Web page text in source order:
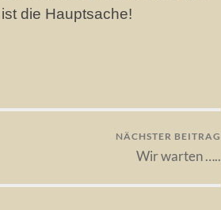
die Hauptsache!
NÄCHSTER BEITRAG
Wir warten …..